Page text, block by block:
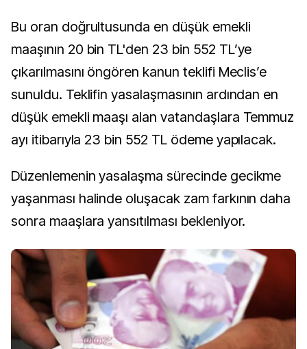
Bu oran doğrultusunda en düşük emekli
maaşının 20 bin TL'den 23 bin 552 TL’ye
çıkarılmasını öngören kanun teklifi Meclis’e
sunuldu. Teklifin yasalaşmasının ardından en
düşük emekli maaşı alan vatandaşlara Temmuz
ayı itibarıyla 23 bin 552 TL ödeme yapılacak.
Düzenlemenin yasalaşma sürecinde gecikme
yaşanması halinde oluşacak zam farkının daha
sonra maaşlara yansıtılması bekleniyor.